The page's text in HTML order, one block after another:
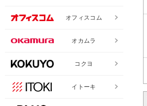
オフィスコム
オカムラ
コクヨ
イトーキ